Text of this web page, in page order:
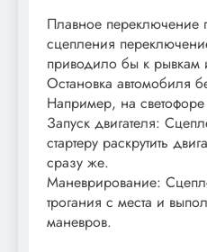
Плавное переключение
сцепления
приводило бы к рывкам
Остановка автомобиля
Например, на
Запуск двигателя:
стартеру раскрутить
сразу же.
Маневрирование:
трогания с места и
маневров.